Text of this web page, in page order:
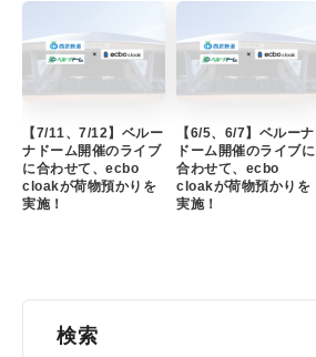
【7/11、7/12】ベルー
ナドーム開催のライブ
に合わせて、ecbo
cloakが荷物預かりを
実施！
【6/5、6/7】ベルーナ
ドーム開催のライブに
合わせて、ecbo
cloakが荷物預かりを
実施！
検索